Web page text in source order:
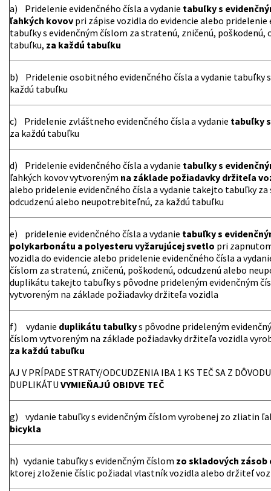
a) Pridelenie evidenčného čísla a vydanie tabuľky s
ľahkých kovov pri zápise vozidla do evidencie alebo
tabuľky s evidenčným číslom za stratenú, zničenú,
tabuľku, za každú tabuľku
b) Pridelenie osobitného evidenčného čísla a vydanie tabuľky
každú tabuľku
c) Pridelenie zvláštneho evidenčného čísla a vydanie tabuľky
za každú tabuľku
d) Pridelenie evidenčného čísla a vydanie tabuľky s
ľahkých kovov vytvoreným na základe požiadavky držiteľa
alebo pridelenie evidenčného čísla a vydanie takejto tabuľky
odcudzenú alebo neupotrebiteľnú, za každú tabuľku
e) pridelenie evidenčného čísla a vydanie tabuľky s
polykarbonátu a polyesteru vyžarujúcej svetlo pri
vozidla do evidencie alebo pridelenie evidenčného čísla a
číslom za stratenú, zničenú, poškodenú, odcudzenú alebo
duplikátu takejto tabuľky s pôvodne prideleným evidenčným
vytvoreným na základe požiadavky držiteľa vozidla
f) vydanie duplikátu tabuľkys pôvodne prideleným
číslom vytvoreným na základe požiadavky držiteľa vozidla
za každú tabuľku
AJ V PRÍPADE STRATY/ODCUDZENIA IBA 1 KS TEČ SA Z
DUPLIKÁTU VYMIEŇAJÚ OBIDVE TEČ
g) vydanie tabuľky s evidenčným číslom vyrobenej zo zliatin
bicykla
h) vydanie tabuľky s evidenčným číslom zo skladových
ktorej zloženie číslic požiadal vlastník vozidla alebo držiteľ